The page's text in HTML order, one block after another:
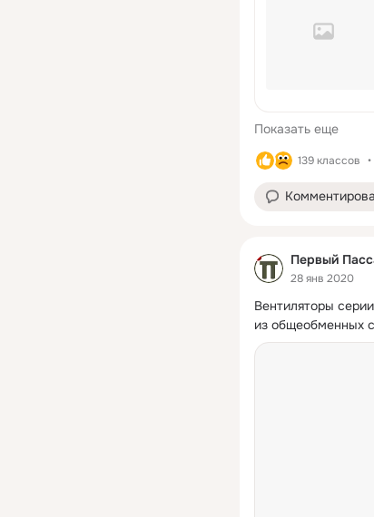
Показать еще
139 классов
Первый
28 янв 2020
Вентиляторы
из общеобменных